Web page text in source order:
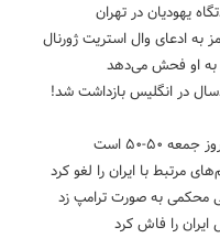
به ادعای وال استریت ژورنال
به او فحش می‌دهد
در انگلیس بازداشت شد!
۵۰-۵۰ است
مرتبط با ایران را لغو کرد
محکمی به صورت ترامپ زد
را فاش کرد